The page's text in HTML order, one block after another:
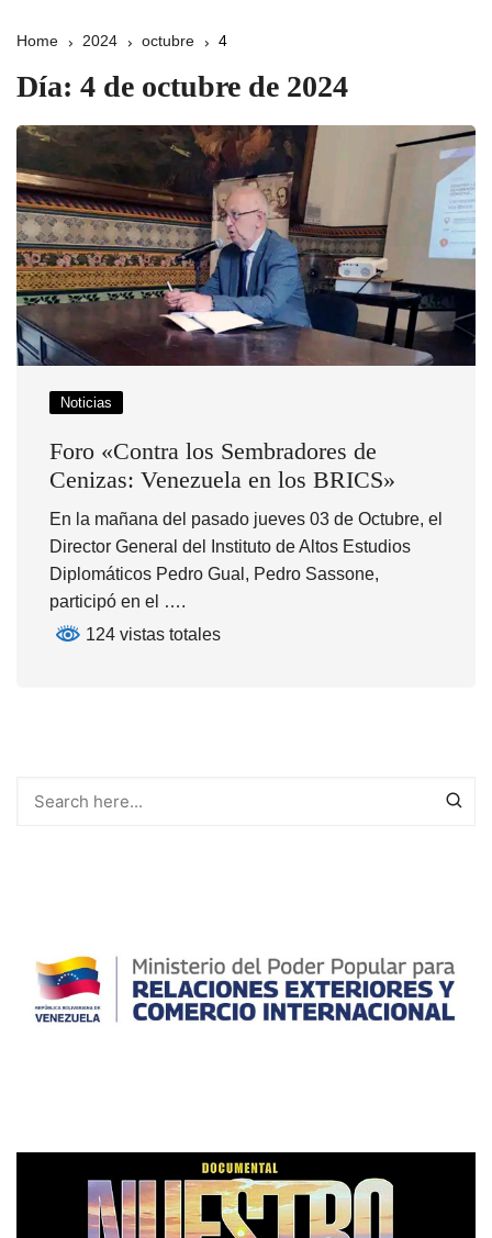
Home 2024 octubre 4
Día: 4 de octubre de 2024
Noticias
Foro «Contra los Sembradores de
Cenizas: Venezuela en los BRICS»
En la mañana del pasado jueves 03 de Octubre, el
Director General del Instituto de Altos Estudios
Diplomáticos Pedro Gual, Pedro Sassone,
participó en el ….
124 vistas totales